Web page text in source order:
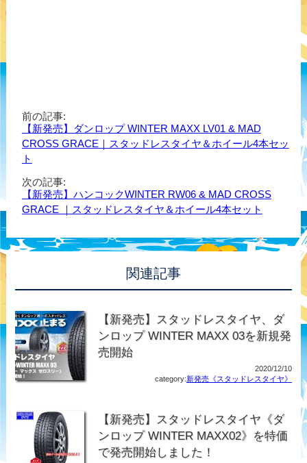
前の記事:
【新発売】ダンロップ WINTER MAXX LV01 & MAD
CROSS GRACE｜スタッドレスタイヤ＆ホイール4本セッ
ト
次の記事:
【新発売】ハンコックWINTER RW06 & MAD CROSS
GRACE ｜スタッドレスタイヤ＆ホイール4本セット
関連記事
【新発売】スタッドレスタイヤ、ダ
ンロップ WINTER MAXX 03を新規発
売開始
2020/12/10
category:新発売《スタッドレスタイヤ》
【新発売】スタッドレスタイヤ《ダ
ンロップ WINTER MAXX02》を特価
で発売開始しました！